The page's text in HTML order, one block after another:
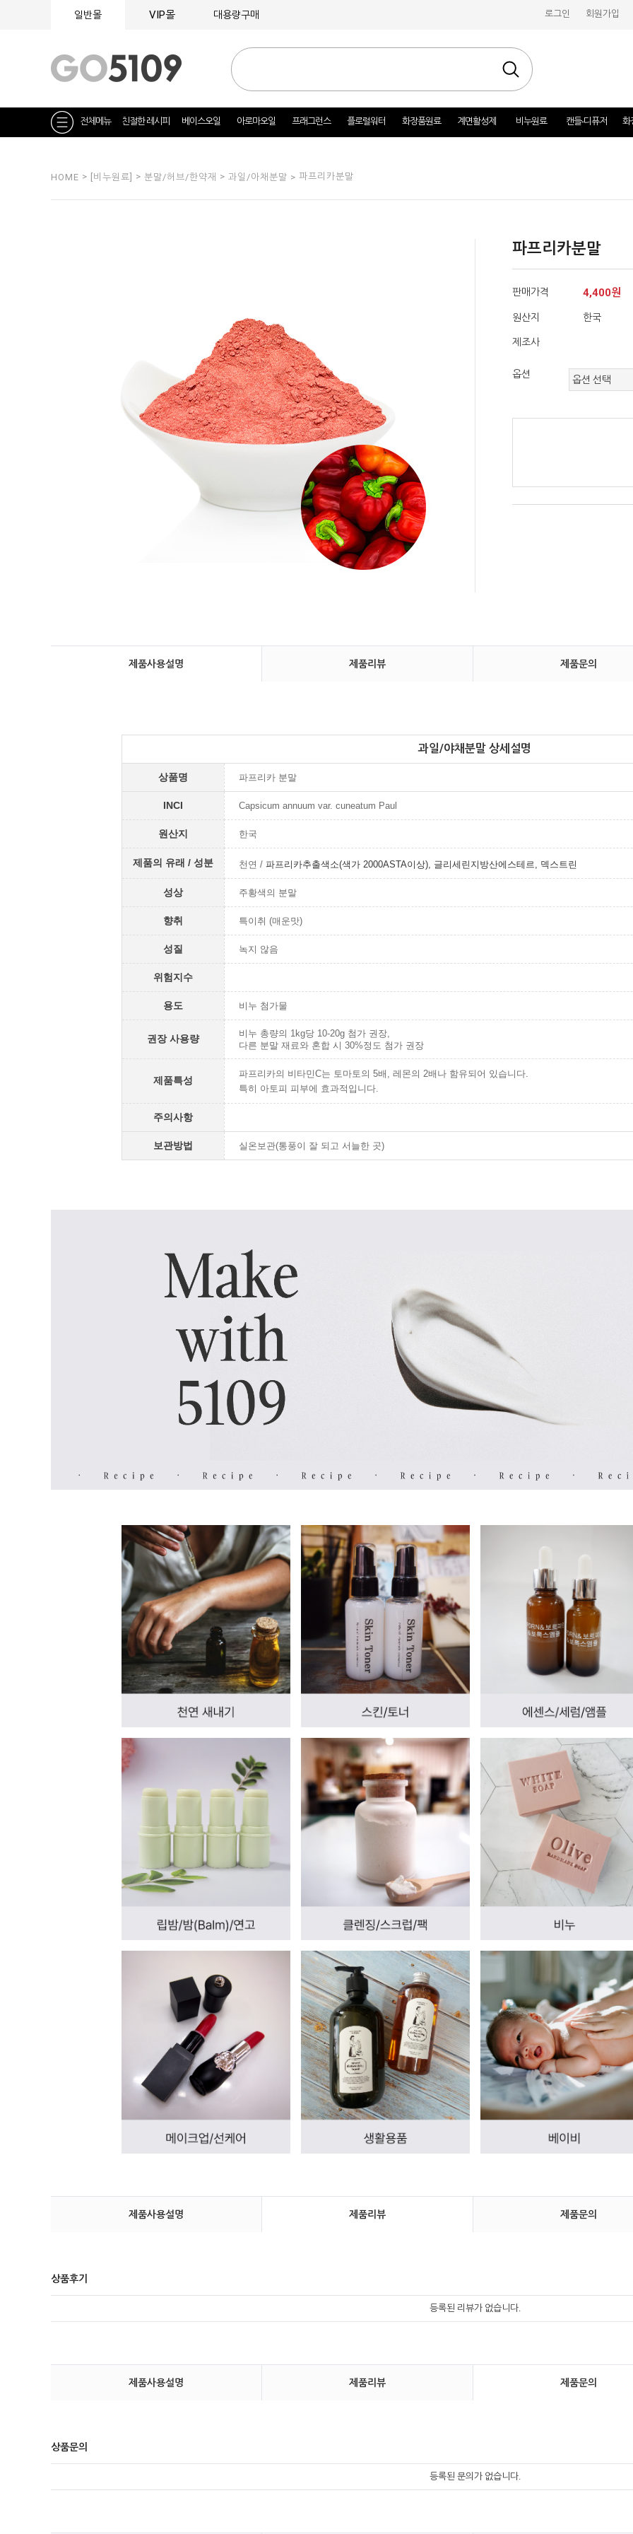
일반몰 VIP몰 대용량구매 로그인 회원가입
전체메뉴 친절한 레시피 베이스오일 아로마오일 프래그런스 플로럴워터 화장품원료 계면활성제 비누원료 캔들-디퓨저 화
HOME > [비누원료] > 분말/허브/한약재 > 과일/아채분말 > 파프리카분말
파프리카분말
판매가격 4,400원
원산지 한국
제조사
옵션
제품사용설명 제품리뷰 제품문의
과일/야채분말 상세설명
상품명 파프리카 분말
INCI Capsicum annuum var. cuneatum Paul
원산지 한국
제품의 유래 / 성분 천연 / 파프리카추출색소(색가 2000ASTA이상), 글리세린지방산에스테르, 덱스트린
성상 주황색의 분말
향취 특이취 (매운맛)
성질 녹지 않음
위험지수
용도 비누 첨가물
권장 사용량
비누 총량의 1kg당 10-20g 첨가 권장,
다른 분말 재료와 혼합 시 30%정도 첨가 권장
제품특성
파프리카의 비타민C는 토마토의 5배, 레몬의 2배나 함유되어 있습니다.
특히 아토피 피부에 효과적입니다.
주의사항
보관방법 실온보관(통풍이 잘 되고 서늘한 곳)
제품사용설명 제품리뷰 제품문의
상품후기
등록된 리뷰가 없습니다.
제품사용설명 제품리뷰 제품문의
상품문의
등록된 문의가 없습니다.